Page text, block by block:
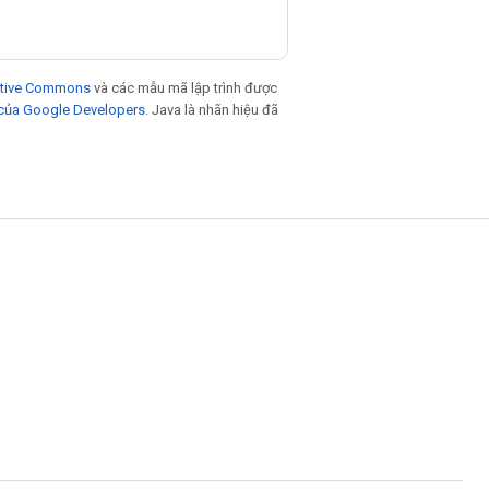
Commons và các mẫu mã lập trình được
Google Developers . Java là nhãn hiệu đã